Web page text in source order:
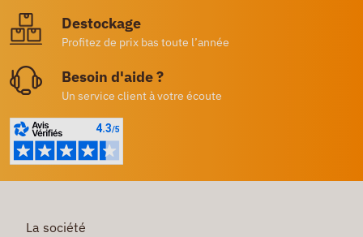
Destockage
Profitez de prix bas toute l’année
Besoin d'aide ?
Un service client à votre écoute
La société